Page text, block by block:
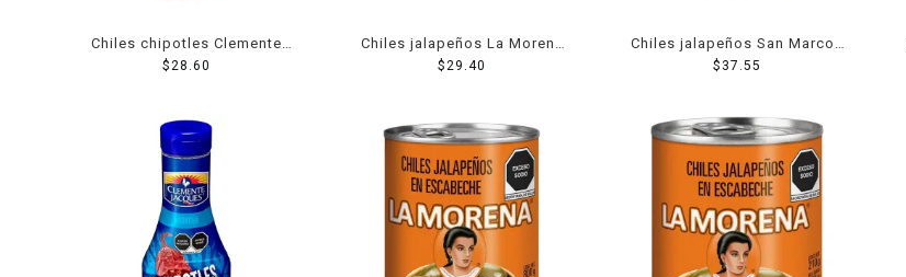
Chiles chipotles Clemente
Jacques dulces adobados
$28.60
Chiles jalapeños La Morena
en escabeche 380 g
$29.40
Chiles jalapeños San Marcos
en escabeche 780 g
$ 37.55